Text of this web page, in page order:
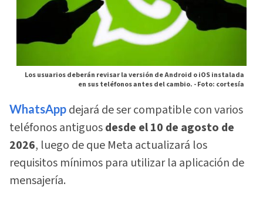
Los usuarios deberán revisar la versión de Android o iOS instalada
en sus teléfonos antes del cambio. -Foto: cortesía
WhatsApp dejará de ser compatible con varios
teléfonos antiguosdesde el 10 de agosto de
2026, luego de que Meta actualizará los
requisitos mínimos para utilizar la aplicación de
mensajería.